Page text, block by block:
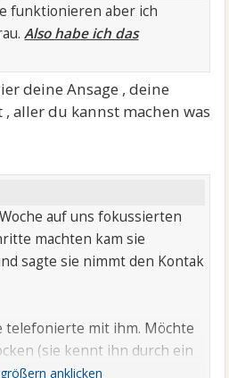
funktionieren aber ich
Also habe ich das
deine Ansage , deine
aller du kannst machen was
auf uns fokussierten
machten kam sie
sagte sie nimmt den Kontak
telefonierte mit ihm. Möchte
(sie kennt ihn durch ein
haben).Für mich ein Schlag